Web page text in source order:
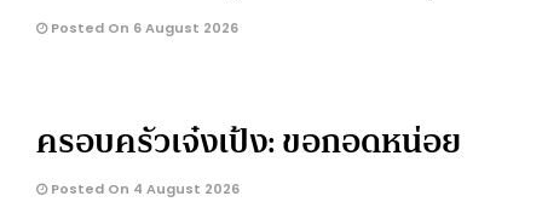
Posted On 6 August 2026
ครอบครัวเจ๋งเป้ง: ขอกอดหน่อย
Posted On 4 August 2026